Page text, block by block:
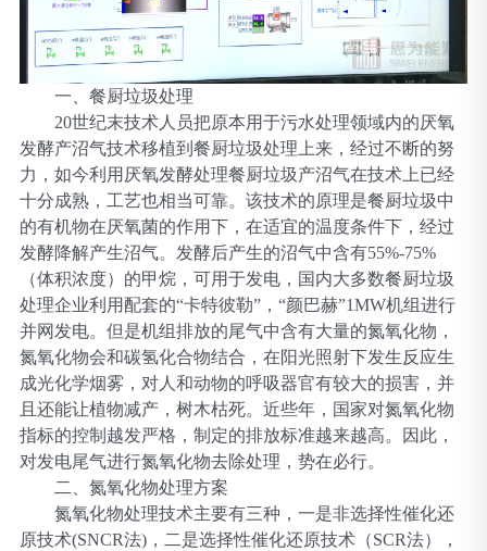
一、 餐厨垃圾处理
20世纪末技术人员把原本用于污水处理领域内的厌氧
发酵产沼气技术移植到餐厨垃圾处理上来，经过不断的努
力，如今利用厌氧发酵处理餐厨垃圾产沼气在技术上已经
十分成熟，工艺也相当可靠。该技术的原理是餐厨垃圾中
的有机物在厌氧菌的作用下，在适宜的温度条件下，经过
发酵降解产生沼气。发酵后产生的沼气中含有55%-75%
（体积浓度）的甲烷，可用于发电， 国内大多数餐厨垃圾
处理企业利用配套的“卡特彼勒”，“颜巴赫”1MW机组进行
并网发电。但是机组排放的尾气中含有大量的氮氧化物，
氮氧化物会和碳氢化合物结合，在阳光照射下发生反应生
成光化学烟雾，对人和动物的呼吸器官有较大的损害，并
且还能让植物减产，树木枯死。近些年，国家对氮氧化物
指标的控制越发严格，制定的排放标准越来越高。因此，
对发电尾气进行氮氧化物去除处理，势在必行。
二、氮氧化物处理方案
氮氧化物处理技术主要有三种，一是非选择性催化还
原技术(SNCR法)，二是选择性催化还原技术（SCR法），